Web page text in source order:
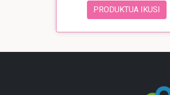
PRODUKTUA IKUSI